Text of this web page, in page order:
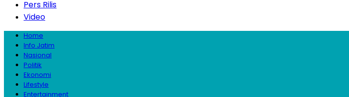
Pers Rilis
Video
Home
Info Jatim
Nasional
Politik
Ekonomi
Lifestyle
Entertainment